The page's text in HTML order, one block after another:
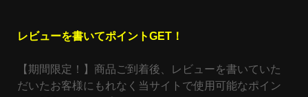
レビューを書いてポイントGET！
【期間限定！】商品ご到着後、レビューを書いていた
だいたお客様にもれなく当サイトで使用可能なポイン